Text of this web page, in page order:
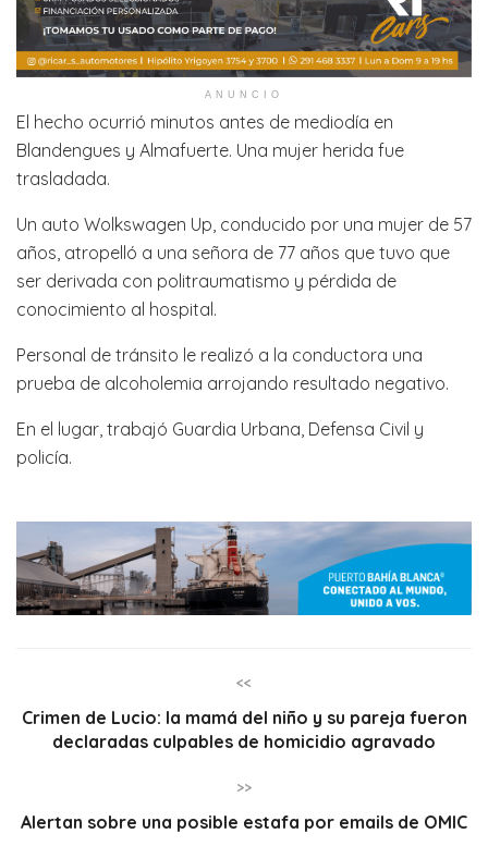
ANUNCIO
El hecho ocurrió minutos antes de mediodía en
Blandengues y Almafuerte. Una mujer herida fue
trasladada.
Un auto Wolkswagen Up, conducido por una mujer de 57
años, atropelló a una señora de 77 años que tuvo que
ser derivada con politraumatismo y pérdida de
conocimiento al hospital.
Personal de tránsito le realizó a la conductora una
prueba de alcoholemia arrojando resultado negativo.
En el lugar, trabajó Guardia Urbana, Defensa Civil y
policía.
<<
Crimen de Lucio: la mamá del niño y su pareja fueron
declaradas culpables de homicidio agravado
>>
Alertan sobre una posible estafa por emails de OMIC